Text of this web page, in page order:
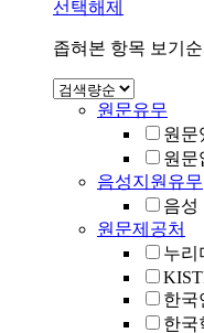
선택해제
좁혀본 항목 보기순
원문유무
원문
원문
음성지원유무
음성
원문제공처
누리
한국
한국